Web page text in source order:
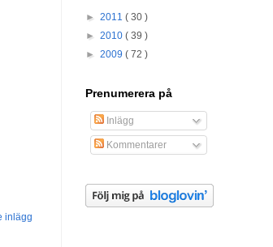
inlägg
► 2011 ( 30 )
► 2010 ( 39 )
► 2009 ( 72 )
Prenumerera på
Inlägg
Kommentarer